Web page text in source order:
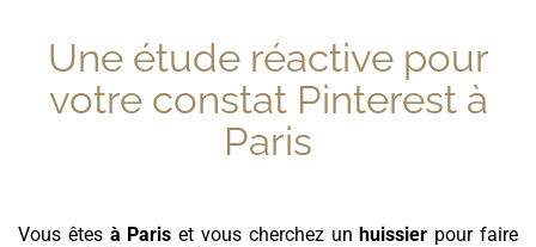
Une étude réactive pour
votre constat Pinterest à
Paris
Vous êtes à Paris et vous cherchez unhuissier pour faire